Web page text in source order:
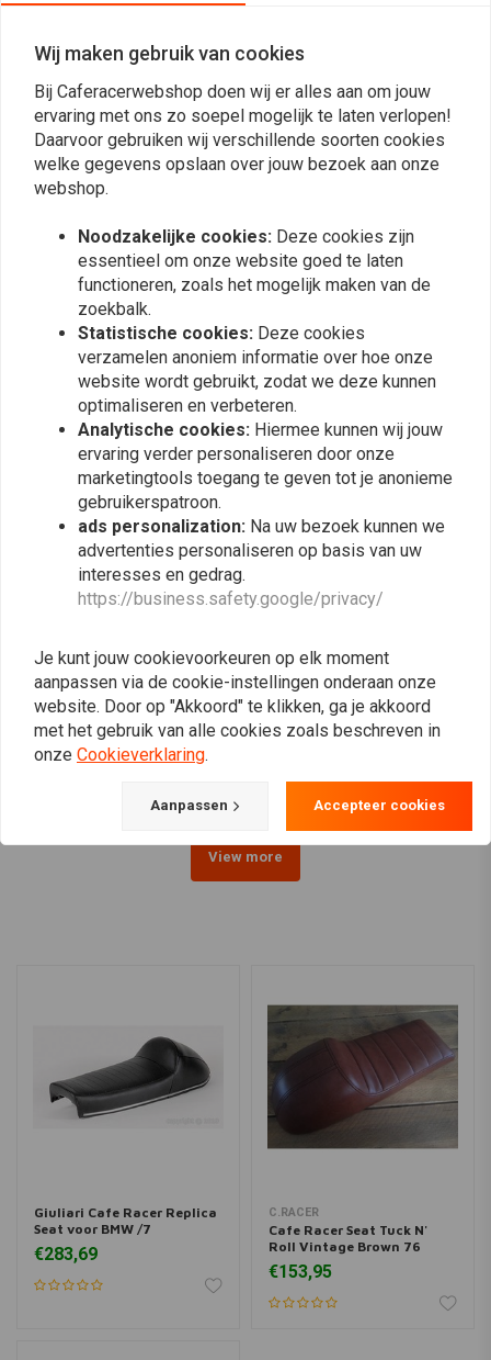
Much better than expected for the price Super mooi
Plaats ook een review
Vergelijkbare producten
C.RACER
Cafe Racer "Imola" Zadel
Tuck 'N Roll Bruin 5
€169,94
C.RACER
Cafe Racer Seat Chocolat
Tuck'n'Roll Stitch Bruin
Type 109
View more
Giuliari Cafe Racer Replica
Seat voor BMW /7
€283,69
C.RACER
Cafe Racer Seat Tuck N'
Roll Vintage Brown 76
€153,95
Wij maken gebruik van cookies
Bij Caferacerwebshop doen wij er alles aan om jouw
ervaring met ons zo soepel mogelijk te laten verlopen!
Daarvoor gebruiken wij verschillende soorten cookies
welke gegevens opslaan over jouw bezoek aan onze
webshop.
Noodzakelijke cookies: Deze cookies zijn
essentieel om onze website goed te laten
functioneren, zoals het mogelijk maken van de
zoekbalk.
Statistische cookies: Deze cookies
verzamelen anoniem informatie over hoe onze
website wordt gebruikt, zodat we deze kunnen
optimaliseren en verbeteren.
Analytische cookies: Hiermee kunnen wij jouw
ervaring verder personaliseren door onze
marketingtools toegang te geven tot je anonieme
gebruikerspatroon.
ads personalization: Na uw bezoek kunnen we
advertenties personaliseren op basis van uw
interesses en gedrag.
https://business.safety.google/privacy/
Je kunt jouw cookievoorkeuren op elk moment
aanpassen via de cookie-instellingen onderaan onze
website. Door op "Akkoord" te klikken, ga je akkoord
met het gebruik van alle cookies zoals beschreven in
onze Cookieverklaring.
Aanpassen Accepteer cookies